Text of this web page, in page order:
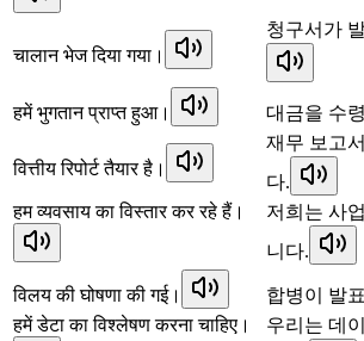
चालान भेज दिया गया।
청구서가
हमें भुगतान प्राप्त हुआ। 대금을 수
वित्तीय रिपोर्ट तैयार है।
재무 보고
다.
हम व्यवसाय का विस्तार कर रहे हैं।
저희는 사
니다.
विलय की घोषणा की गई।
합병이 발
हमें डेटा का विश्लेषण करना चाहिए।
우리는 데